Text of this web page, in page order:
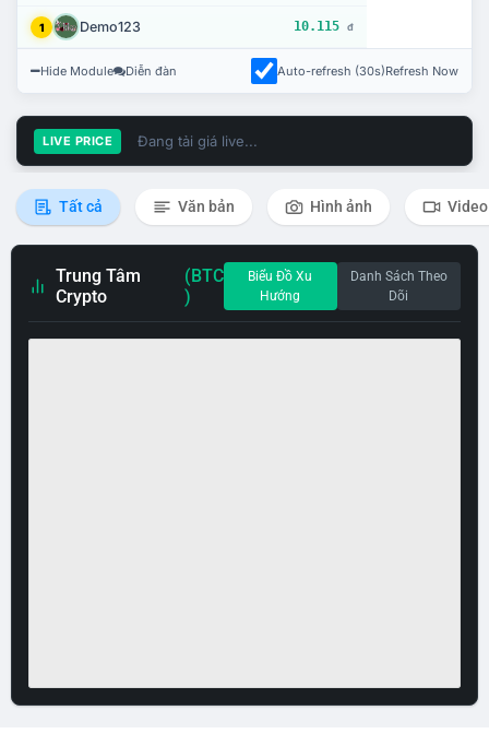
1 Demo123 10.115 đ
Hide Module Diễn đàn Auto-refresh (30s)Refresh Now
LIVE PRICE Đang tải giá live...
Tất cả Văn bản Hình ảnh Video
Trung Tâm
Crypto
(BTC
)
Biểu Đồ Xu
Hướng
Danh Sách Theo
Dõi